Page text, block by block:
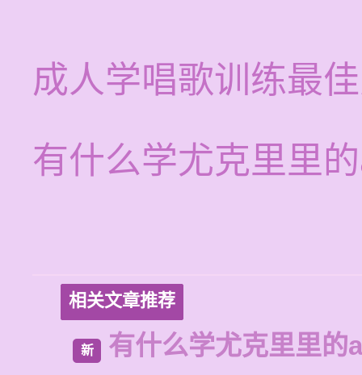
成人学唱歌训练最
有什么学尤克里里
相关文章推荐
新 有什么学尤克里里的